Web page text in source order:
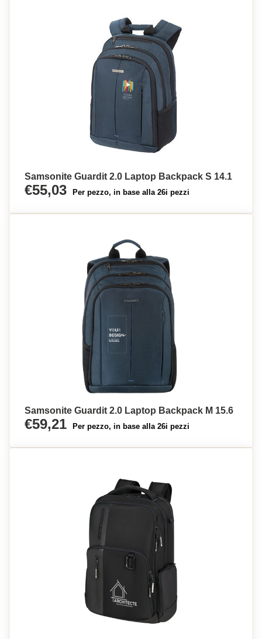
Samsonite Guardit 2.0 Laptop Backpack S 14.1
€55,03 Per pezzo, in base alla 26i pezzi
Samsonite Guardit 2.0 Laptop Backpack M 15.6
€59,21 Per pezzo, in base alla 26i pezzi